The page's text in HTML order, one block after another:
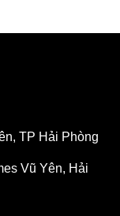
TP Hải Phòng
Vũ Yên, Hải